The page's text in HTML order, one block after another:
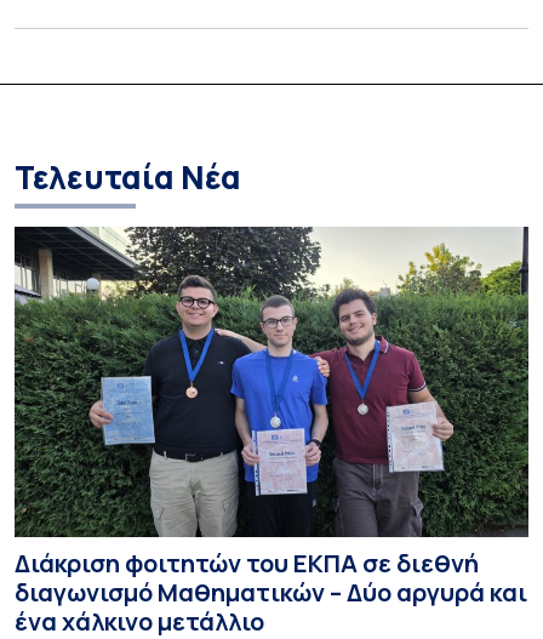
Τελευταία Νέα
Διάκριση φοιτητών του ΕΚΠΑ σε διεθνή
διαγωνισμό Μαθηματικών – Δύο αργυρά και
ένα χάλκινο μετάλλιο